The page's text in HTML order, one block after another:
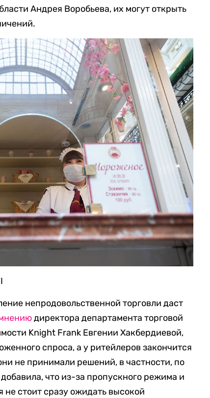
Андрея Воробьева, их могут открыть
непродовольственной торговли даст
директора департамента торговой
Knight Frank Евгении Хакбердиевой,
спроса, а у ритейлеров закончится
не принимали решений, в частности, по
что из-за пропускного режима и
стоит сразу ожидать высокой